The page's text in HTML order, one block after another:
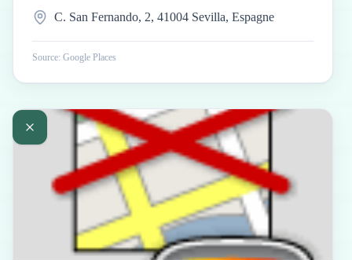
C. San Fernando, 2, 41004 Sevilla, Espagne
Source: Google Places